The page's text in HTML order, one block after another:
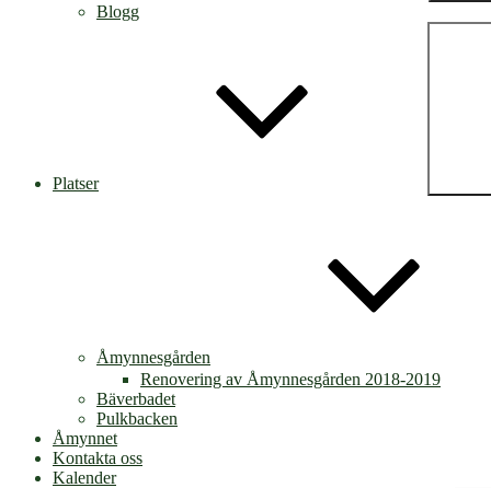
Blogg
Platser
Åmynnesgården
Renovering av Åmynnesgården 2018-2019
Bäverbadet
Pulkbacken
Åmynnet
Kontakta oss
Kalender